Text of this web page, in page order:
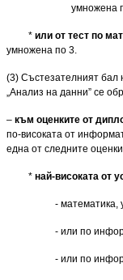
умножена
* или от тест по
умножена по 3.
(3) Състезателният бал
„Анализ на данни” се
– към оценките от
по-високата от
една от следните
* най-високата от
- математика,
- или по
- или по